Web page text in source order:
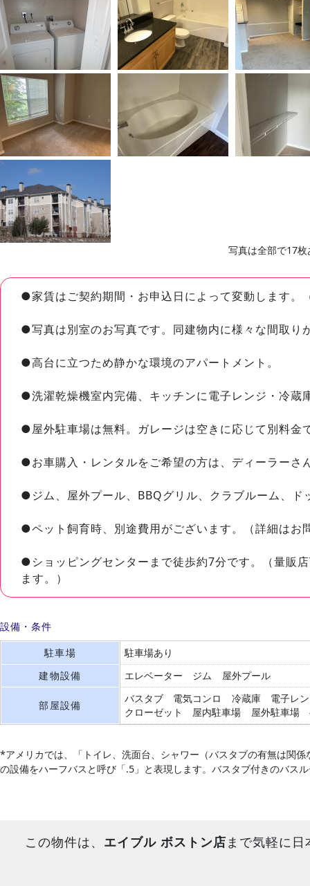
写真は全部で17
●家賃はご契約期間・お申込日によって変動します。
●写真は別室のお写真です。同建物内に様々な間取り
●高台に立つため静かな環境のアパートメント。
●洗濯乾燥機室内完備、キッチンに電子レンジ・冷蔵
●屋外駐車場は無料。ガレージは空きに応じて別料金
●お車購入・レンタルをご希望の方は、ディーラーさ
●ジム、屋外プール、BBQグリル、クラブルーム、ド
●ペット飼育時、別途費用がございます。（詳細はお
●ショッピングセンターまで徒歩約7分です。（量販
ます。）
設備・条件
駐車場
駐車場あり
建物設備
エレベーター ジム 屋外プール
部屋設備
バスタブ 電気コンロ 冷蔵庫
電子レ
クローゼット
屋内駐車場 屋外駐車場
*アメリカでは、「トイレ、洗面台、シャワー（バスタブの有無は関
の設備をハーフバスと呼び「.5」と表現します。バスタブ付きのバス
この物件は、 エイブル ボストン店 まで気軽に